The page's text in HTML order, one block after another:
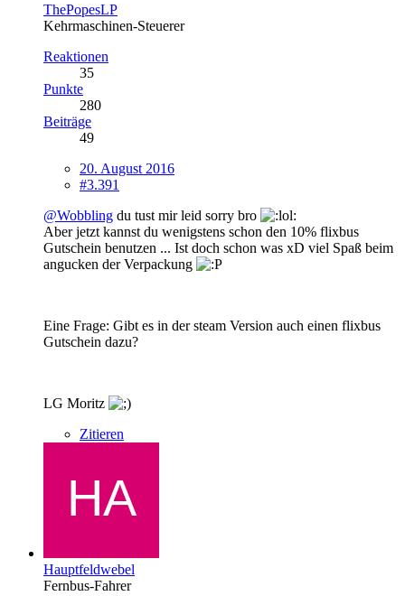
ThePopesLP
Kehrmaschinen-Steuerer
Reaktionen
35
Punkte
280
Beiträge
49
20. August 2016
#3.391
@Wobbling du tust mir leid sorry bro
Aber jetzt kannst du wenigstens schon den 10% flixbus
Gutschein benutzen ... Ist doch schon was xD viel Spaß beim
angucken der Verpackung
Eine Frage: Gibt es in der steam Version auch einen flixbus
Gutschein dazu?
LG Moritz
Zitieren
Hauptfeldwebel
Fernbus-Fahrer